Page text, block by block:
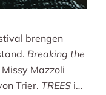
brengen
Breaking the
Mazzoli
Trier. TREES is